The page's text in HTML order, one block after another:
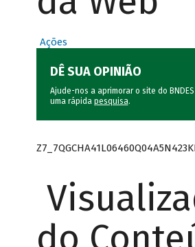
Ações
DÊ SUA OPINIÃO
Ajude-nos a aprimorar o site do
uma rápida pesquisa.
do